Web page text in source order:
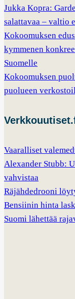
Jukka Kopra:
salattavaa – valtio
Kokoomuksen
kymmenen
Suomelle
Kokoomuksen
puolueen
Vaaralliset
Alexander Stubb:
vahvistaa
Räjähdedrooni
Bensiinin hinta
Suomi lähettää